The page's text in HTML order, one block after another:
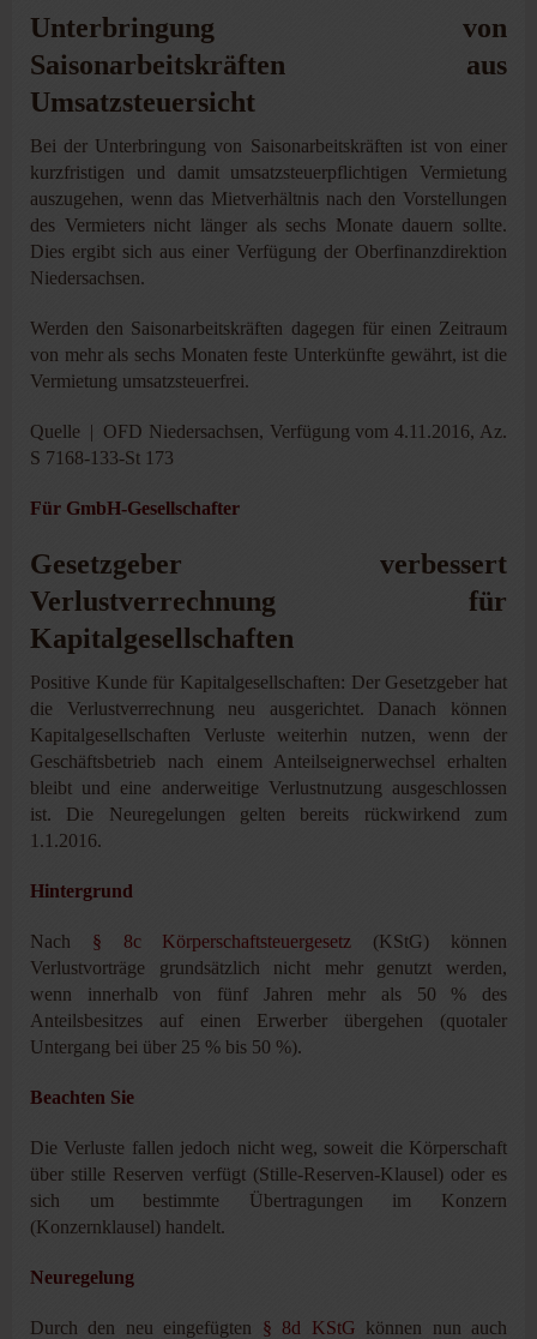
Unterbringung von
Saisonarbeitskräften aus
Umsatzsteuersicht
Bei der Unterbringung von Saisonarbeitskräften ist von einer
kurzfristigen und damit umsatzsteuerpflichtigen Vermietung
auszugehen, wenn das Mietverhältnis nach den Vorstellungen
des Vermieters nicht länger als sechs Monate dauern sollte.
Dies ergibt sich aus einer Verfügung der Oberfinanzdirektion
Niedersachsen.
Werden den Saisonarbeitskräften dagegen für einen Zeitraum
von mehr als sechs Monaten feste Unterkünfte gewährt, ist die
Vermietung umsatzsteuerfrei.
Quelle | OFD Niedersachsen, Verfügung vom 4.11.2016, Az.
S 7168-133-St 173
Für GmbH-Gesellschafter
Gesetzgeber verbessert
Verlustverrechnung für
Kapitalgesellschaften
Positive Kunde für Kapitalgesellschaften: Der Gesetzgeber hat
die Verlustverrechnung neu ausgerichtet. Danach können
Kapitalgesellschaften Verluste weiterhin nutzen, wenn der
Geschäftsbetrieb nach einem Anteilseignerwechsel erhalten
bleibt und eine anderweitige Verlustnutzung ausgeschlossen
ist. Die Neuregelungen gelten bereits rückwirkend zum
1.1.2016.
Hintergrund
Nach § 8c Körperschaftsteuergesetz (KStG) können
Verlustvorträge grundsätzlich nicht mehr genutzt werden,
wenn innerhalb von fünf Jahren mehr als 50 % des
Anteilsbesitzes auf einen Erwerber übergehen (quotaler
Untergang bei über 25 % bis 50 %).
Beachten Sie
Die Verluste fallen jedoch nicht weg, soweit die Körperschaft
über stille Reserven verfügt (Stille-Reserven-Klausel) oder es
sich um bestimmte Übertragungen im Konzern
(Konzernklausel) handelt.
Neuregelung
Durch den neu eingefügten § 8d KStG können nun auch